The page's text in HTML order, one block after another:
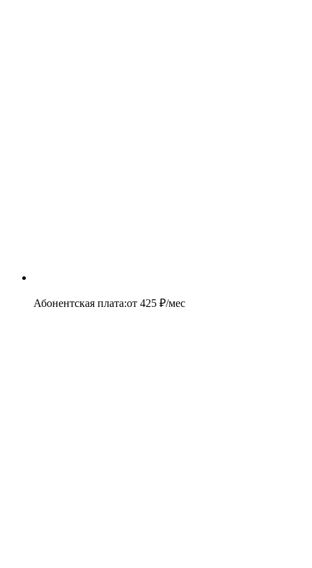
Абонентская плата:от 425 ₽/мес